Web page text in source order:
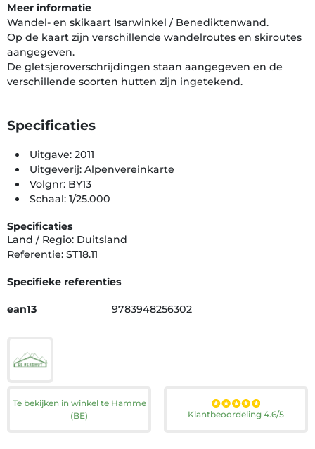
Meer informatie
Wandel- en skikaart Isarwinkel / Benediktenwand.
Op de kaart zijn verschillende wandelroutes en skiroutes
aangegeven.
De gletsjeroverschrijdingen staan aangegeven en de
verschillende soorten hutten zijn ingetekend.
Specificaties
Uitgave: 2011
Uitgeverij: Alpenvereinkarte
Volgnr: BY13
Schaal: 1/25.000
Specificaties
Land / Regio: Duitsland
Referentie: ST18.11
Specifieke referenties
ean13 9783948256302
Te bekijken in winkel te Hamme
(BE)
Klantbeoordeling 4.6/5